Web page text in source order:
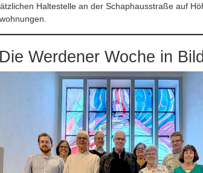
Haltestelle an der Schaphausstraße auf
Die Werdener Woche in